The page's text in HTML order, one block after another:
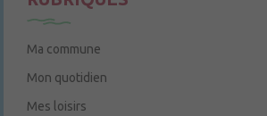
Ma commune
Mon quotidien
Mes loisirs